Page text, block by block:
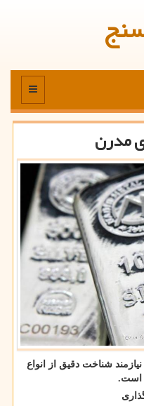
منو
مدرن
شناخت دقیق از انواع
است.